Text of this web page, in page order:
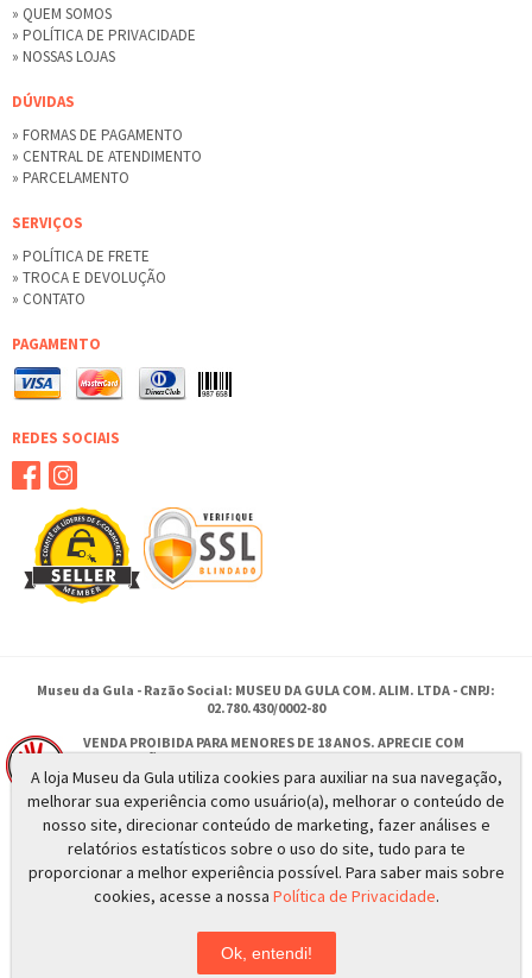
» QUEM SOMOS
» POLÍTICA DE PRIVACIDADE
» NOSSAS LOJAS
DÚVIDAS
» FORMAS DE PAGAMENTO
» CENTRAL DE ATENDIMENTO
» PARCELAMENTO
SERVIÇOS
» POLÍTICA DE FRETE
» TROCA E DEVOLUÇÃO
» CONTATO
PAGAMENTO
REDES SOCIAIS
Museu da Gula - Razão Social: MUSEU DA GULA COM. ALIM. LTDA - CNPJ:
02.780.430/0002-80
VENDA PROIBIDA PARA MENORES DE 18 ANOS. APRECIE COM
MODERAÇÃO.
SE BEBER NÃO DIRIJA.
Rua Antonio Moises Saadi 385 - Ribeirão Preto - SP
© 2026 - Todos os direitos reservados a MUSEU DA GULA
A loja Museu da Gula utiliza cookies para auxiliar na sua navegação,
melhorar sua experiência como usuário(a), melhorar o conteúdo de
nosso site, direcionar conteúdo de marketing, fazer análises e
relatórios estatísticos sobre o uso do site, tudo para te
proporcionar a melhor experiência possível. Para saber mais sobre
cookies, acesse a nossa Política de Privacidade.
Ok, entendi!